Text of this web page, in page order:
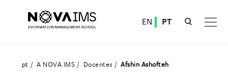
EN PT
pt A NOVA IMS Docentes Afshin Ashofteh